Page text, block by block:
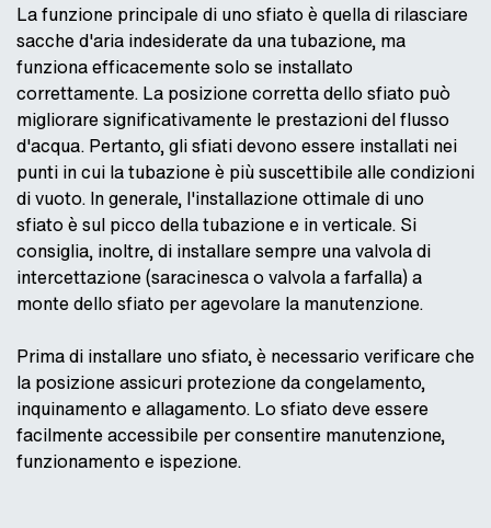
La funzione principale di uno sfiato è quella di rilasciare
sacche d'aria indesiderate da una tubazione, ma
funziona efficacemente solo se installato
correttamente. La posizione corretta dello sfiato può
migliorare significativamente le prestazioni del flusso
d'acqua. Pertanto, gli sfiati devono essere installati nei
punti in cui la tubazione è più suscettibile alle condizioni
di vuoto. In generale, l'installazione ottimale di uno
sfiato è sul picco della tubazione e in verticale. Si
consiglia, inoltre, di installare sempre una valvola di
intercettazione (saracinesca o valvola a farfalla) a
monte dello sfiato per agevolare la manutenzione.
Prima di installare uno sfiato, è necessario verificare che
la posizione assicuri protezione da congelamento,
inquinamento e allagamento. Lo sfiato deve essere
facilmente accessibile per consentire manutenzione,
funzionamento e ispezione.